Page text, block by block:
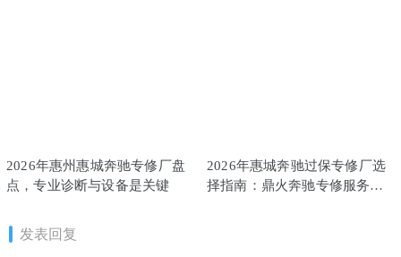
2026年惠州惠城奔驰专修厂盘
点，专业诊断与设备是关键
2026年惠城奔驰过保专修厂选
择指南：鼎火奔驰专修服务解
发表回复